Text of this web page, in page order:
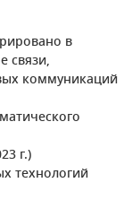
в
связи,
коммуникаций
г.)
технологий